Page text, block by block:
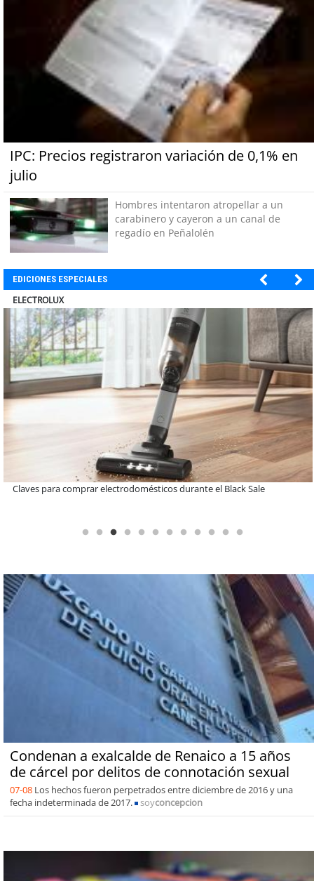
IPC: Precios registraron variación de 0,1% en
julio
Hombres intentaron atropellar a un
carabinero y cayeron a un canal de
regadío en Peñalolén
EDICIONES ESPECIALES
MUTUAL
A dos años de la Ley Karin: especialistas afirman que el desafío es
Condenan a exalcalde de Renaico a 15 años
de cárcel por delitos de connotación sexual
07-08 Los hechos fueron perpetrados entre diciembre de 2016 y una
fecha indeterminada de 2017.
soyconcepcion